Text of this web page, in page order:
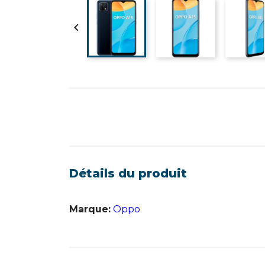

Détails du produit
Marque: Oppo